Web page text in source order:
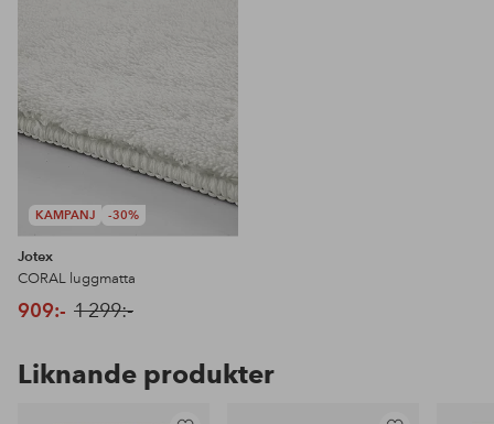
KAMPANJ -30%
Jotex
CORAL luggmatta
909:- 1 299:-
Liknande produkter